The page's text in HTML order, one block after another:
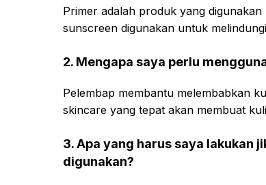
Primer adalah produk yang
sunscreen digunakan untuk
2. Mengapa saya perlu
Pelembap membantu melembabkan
skincare yang tepat akan membuat
3. Apa yang harus saya lakukan
digunakan?